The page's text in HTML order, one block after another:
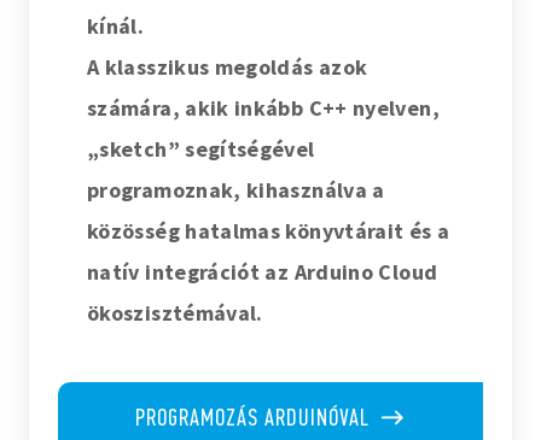
kínál.
A klasszikus megoldás azok
számára, akik inkább C++ nyelven,
„sketch” segítségével
programoznak, kihasználva a
közösség hatalmas könyvtárait és a
natív integrációt az Arduino Cloud
ökoszisztémával.
PROGRAMOZÁS ARDUINÓVAL